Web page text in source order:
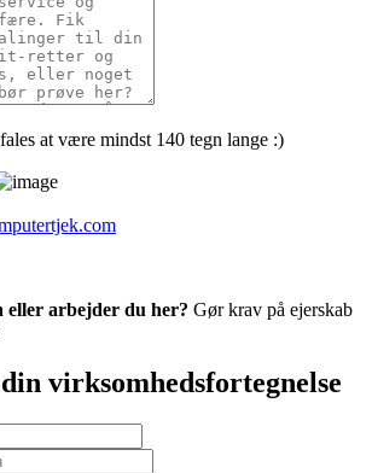
at være mindst 140 tegn lange :)
eller arbejder du her? Gør krav på ejerskab
virksomhedsfortegnelse